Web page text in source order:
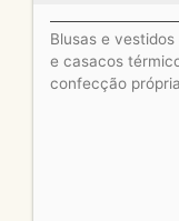
Blusas e
e casacos
confecção